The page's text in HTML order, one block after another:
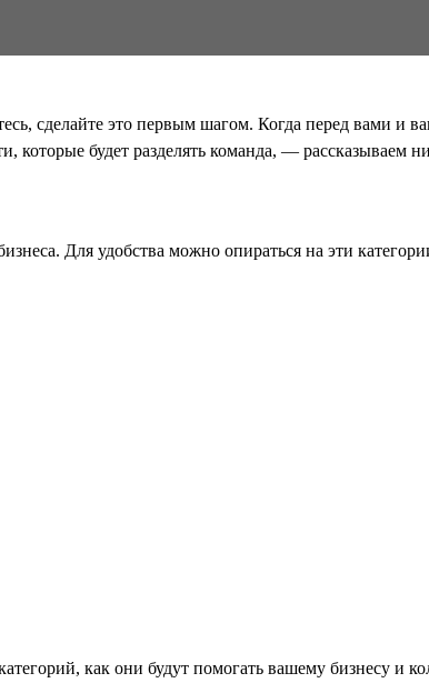
сделайте это первым шагом. Когда перед вами и
которые будет разделять команда, — рассказываем
Для удобства можно опираться на эти
как они будут помогать вашему бизнесу и